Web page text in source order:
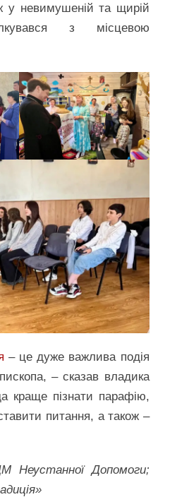
у невимушеній та щирій
з місцевою
– це дуже важлива подія
– сказав владика
краще пізнати парафію,
питання, а також –
Неустанної Допомоги;